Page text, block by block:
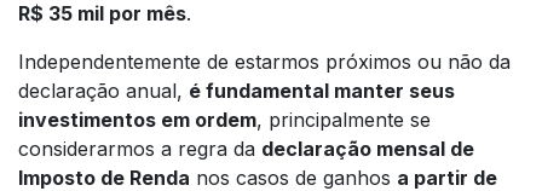
R$ 35 mil por mês.
Independentemente de estarmos próximos ou não da
declaração anual, é fundamental manter seus
investimentos em ordem, principalmente se
considerarmos a regra da declaração mensal de
Imposto de Renda nos casos de ganhos a partir de